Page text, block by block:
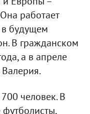
работает
будущем
В гражданском
а в апреле
человек. В